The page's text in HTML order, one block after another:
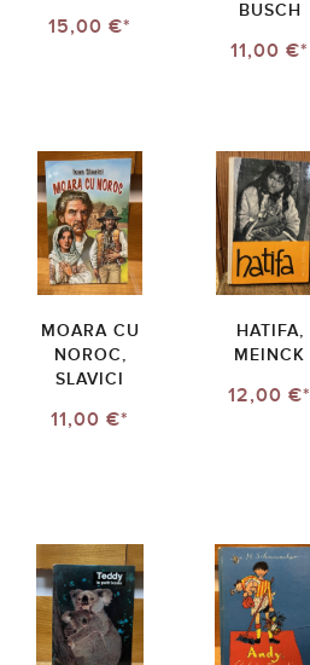
15,00 €*
BUSCH
11,00 €*
MOARA CU
NOROC,
SLAVICI
11,00 €*
HATIFA,
MEINCK
12,00 €*